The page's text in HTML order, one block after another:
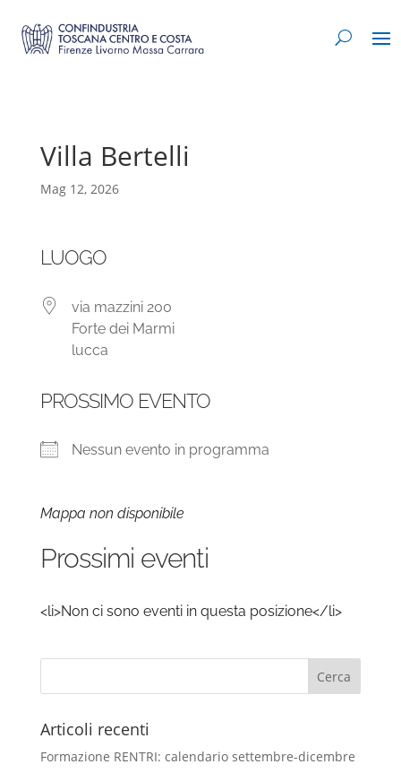
Villa Bertelli
Mag 12, 2026
LUOGO
via mazzini 200
Forte dei Marmi
lucca
PROSSIMO EVENTO
Nessun evento in programma
Mappa non disponibile
Prossimi eventi
<li>Non ci sono eventi in questa posizione</li>
Articoli recenti
Formazione RENTRI: calendario settembre-dicembre